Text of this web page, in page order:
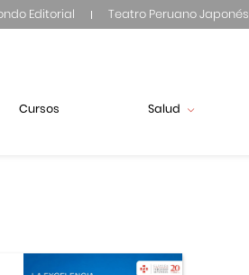
Editorial Teatro Peruano Japonés
Cursos Salud